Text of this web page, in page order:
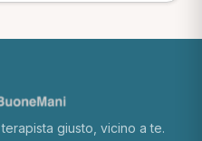
giusto, vicino a te.